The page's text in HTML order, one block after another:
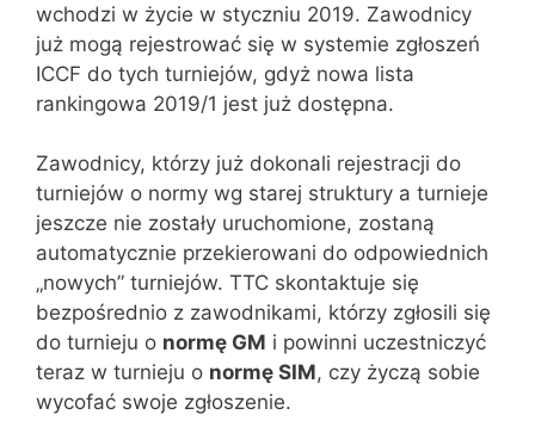
wchodzi w życie w styczniu 2019. Zawodnicy
już mogą rejestrować się w systemie zgłoszeń
ICCF do tych turniejów, gdyż nowa lista
rankingowa 2019/1 jest już dostępna.
Zawodnicy, którzy już dokonali rejestracji do
turniejów o normy wg starej struktury a turnieje
jeszcze nie zostały uruchomione, zostaną
automatycznie przekierowani do odpowiednich
„nowych” turniejów. TTC skontaktuje się
bezpośrednio z zawodnikami, którzy zgłosili się
do turnieju o normę GM i powinni uczestniczyć
teraz w turnieju o normę SIM, czy życzą sobie
wycofać swoje zgłoszenie.